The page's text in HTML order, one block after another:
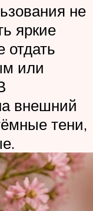
не
яркие
отдать
или
внешний
тени,